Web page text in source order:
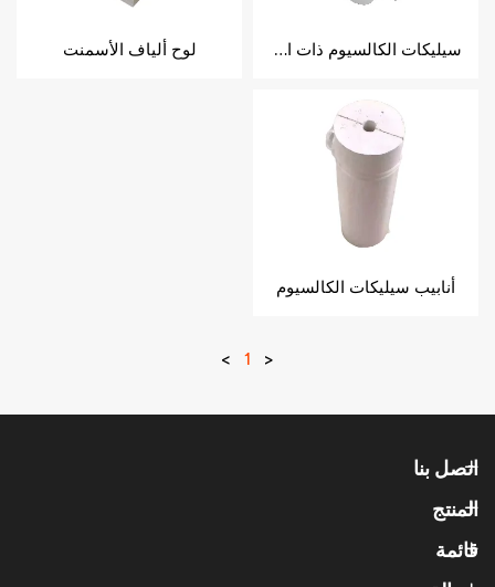
سيليكات الكالسيوم ذات الشكل الخاص لوح ألياف الأسمنت
أنابيب سيليكات الكالسيوم
<
1
>
اتصل بنا
المنتج
قائمة